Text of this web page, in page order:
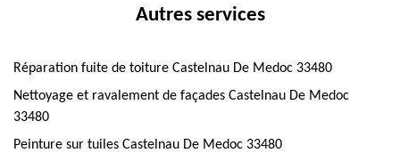
Autres services
Réparation fuite de toiture Castelnau De Medoc 33480
Nettoyage et ravalement de façades Castelnau De Medoc
33480
Peinture sur tuiles Castelnau De Medoc 33480